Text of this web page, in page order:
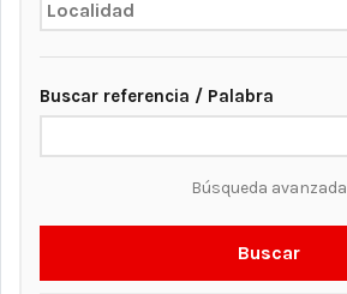
Buscar referencia / Palabra
Búsqueda avanzada
Buscar